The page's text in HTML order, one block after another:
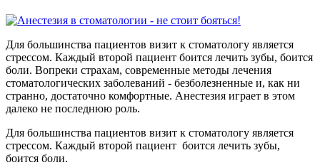
Для большинства пациентов визит к стоматологу является
стрессом. Каждый второй пациент боится лечить зубы, боится
боли. Вопреки страхам, современные методы лечения
стоматологических заболеваний - безболезненные и, как ни
странно, достаточно комфортные. Анестезия играет в этом
далеко не последнюю роль.
Для большинства пациентов визит к стоматологу является
стрессом. Каждый второй пациент боится лечить зубы,
боится боли.